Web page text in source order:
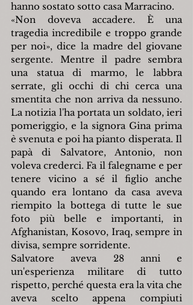
hanno sostato sotto casa Marracino.
«Non doveva accadere. È una
tragedia incredibile e troppo grande
per noi», dice la madre del giovane
sergente. Mentre il padre sembra
una statua di marmo, le labbra
serrate, gli occhi di chi cerca una
smentita che non arriva da nessuno.
La notizia l'ha portata un soldato, ieri
pomeriggio, e la signora Gina prima
è svenuta e poi ha pianto disperata. Il
papà di Salvatore, Antonio, non
voleva crederci. Fa il falegname e per
tenere vicino a sé il figlio anche
quando era lontano da casa aveva
riempito la bottega di tutte le sue
foto più belle e importanti, in
Afghanistan, Kosovo, Iraq, sempre in
divisa, sempre sorridente.
Salvatore aveva 28 anni e
un'esperienza militare di tutto
rispetto, perché questa era la vita che
aveva scelto appena compiuti